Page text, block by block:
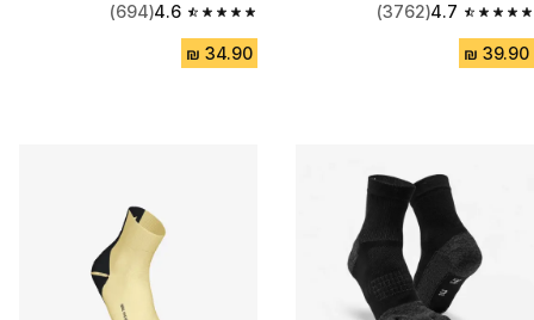
תכלת
4.7
4.7 out of 5 stars from 3762 reviews
(3762)
4.6
4.6 out of 5 stars from 694 reviews
(694)